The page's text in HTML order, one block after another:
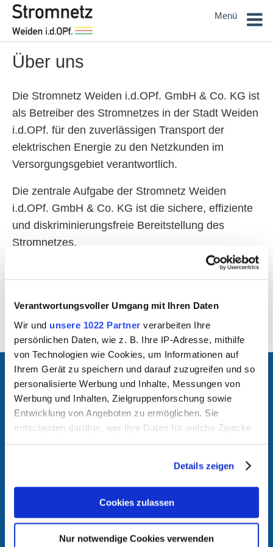
Verantwortungsvoller Umgang mit Ihren Daten
Wir und unsere 1022 Partner verarbeiten Ihre
persönlichen Daten, wie z. B. Ihre IP-Adresse, mithilfe
von Technologien wie Cookies, um Informationen auf
Ihrem Gerät zu speichern und darauf zuzugreifen und so
personalisierte Werbung und Inhalte, Messungen von
Werbung und Inhalten, Zielgruppenforschung sowie
Entwicklung von Angeboten zu ermöglichen. Sie
entscheiden darüber, wer Ihre Daten für welche Zwecke
Trigger Symbol ändern oder widerrufen
Wenn Sie es erlauben, würden wir auch gerne:
Informationen über Ihre geografische Lage erfassen,
Details zeigen
Cookies zulassen
Nur notwendige Cookies verwenden
Menü
Sie sind hier: Home
Über uns
Die Stromnetz Weiden i.d.OPf. GmbH & Co. KG ist
als Betreiber des Stromnetzes in der Stadt Weiden
i.d.OPf. für den zuverlässigen Transport der
elektrischen Energie zu den Netzkunden im
Versorgungsgebiet verantwortlich.
Die zentrale Aufgabe der Stromnetz Weiden
i.d.OPf. GmbH & Co. KG ist die sichere, effiziente
und diskriminierungsfreie Bereitstellung des
Stromnetzes.
Unser örtliches Stromverteilnetz erstreckt sich über
Kontakt
Stromnetz Weiden i.d.OPf. GmbH & Co. KG
Moosbürger Straße 15
09 61 - 3 88 33 54 - 1
KUNDENSERVICE